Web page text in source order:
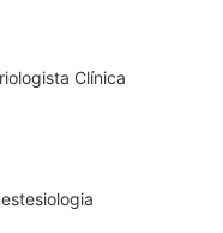
Clínica